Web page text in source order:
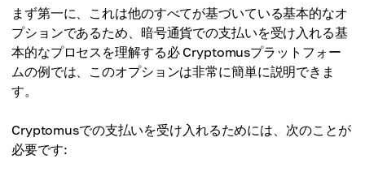
まず第一に、これは他のすべてが基づいている基本的なオ
プションであるため、暗号通貨での支払いを受け入れる基
本的なプロセスを理解する必 Cryptomusプラットフォー
ムの例では、このオプションは非常に簡単に説明できま
す。
Cryptomusでの支払いを受け入れるためには、次のことが
必要です: